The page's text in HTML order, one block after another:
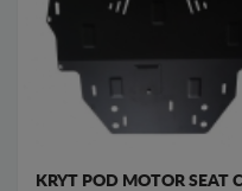
KRYT POD MOTOR SEAT